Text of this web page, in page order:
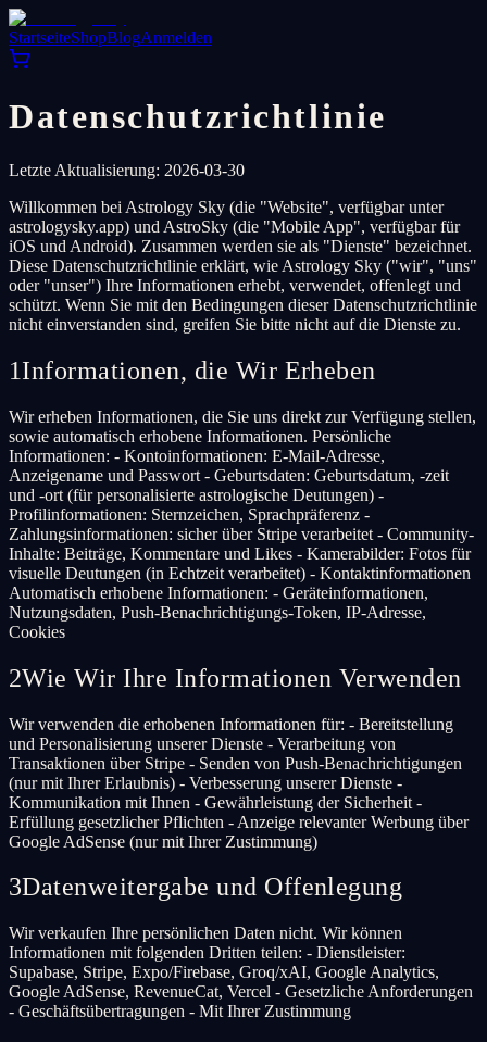
StartseiteShopBlogAnmelden
Datenschutzrichtlinie
Letzte Aktualisierung: 2026-03-30
Willkommen bei Astrology Sky (die "Website", verfügbar unter
astrologysky.app) und AstroSky (die "Mobile App", verfügbar für
iOS und Android). Zusammen werden sie als "Dienste" bezeichnet.
Diese Datenschutzrichtlinie erklärt, wie Astrology Sky ("wir", "uns"
oder "unser") Ihre Informationen erhebt, verwendet, offenlegt und
schützt. Wenn Sie mit den Bedingungen dieser Datenschutzrichtlinie
nicht einverstanden sind, greifen Sie bitte nicht auf die Dienste zu.
1Informationen, die Wir Erheben
Wir erheben Informationen, die Sie uns direkt zur Verfügung stellen,
sowie automatisch erhobene Informationen. Persönliche
Informationen: - Kontoinformationen: E-Mail-Adresse,
Anzeigename und Passwort - Geburtsdaten: Geburtsdatum, -zeit
und -ort (für personalisierte astrologische Deutungen) -
Profilinformationen: Sternzeichen, Sprachpräferenz -
Zahlungsinformationen: sicher über Stripe verarbeitet - Community-
Inhalte: Beiträge, Kommentare und Likes - Kamerabilder: Fotos für
visuelle Deutungen (in Echtzeit verarbeitet) - Kontaktinformationen
Automatisch erhobene Informationen: - Geräteinformationen,
Nutzungsdaten, Push-Benachrichtigungs-Token, IP-Adresse,
Cookies
2Wie Wir Ihre Informationen Verwenden
Wir verwenden die erhobenen Informationen für: - Bereitstellung
und Personalisierung unserer Dienste - Verarbeitung von
Transaktionen über Stripe - Senden von Push-Benachrichtigungen
(nur mit Ihrer Erlaubnis) - Verbesserung unserer Dienste -
Kommunikation mit Ihnen - Gewährleistung der Sicherheit -
Erfüllung gesetzlicher Pflichten - Anzeige relevanter Werbung über
Google AdSense (nur mit Ihrer Zustimmung)
3Datenweitergabe und Offenlegung
Wir verkaufen Ihre persönlichen Daten nicht. Wir können
Informationen mit folgenden Dritten teilen: - Dienstleister:
Supabase, Stripe, Expo/Firebase, Groq/xAI, Google Analytics,
Google AdSense, RevenueCat, Vercel - Gesetzliche Anforderungen
- Geschäftsübertragungen - Mit Ihrer Zustimmung